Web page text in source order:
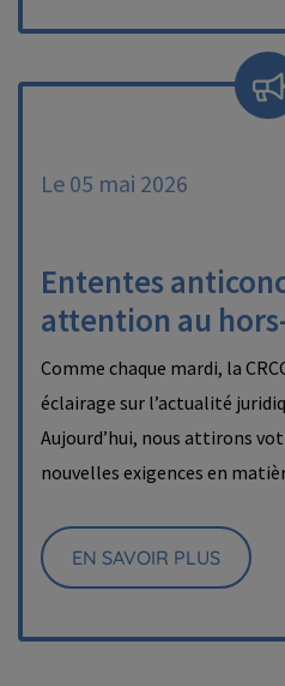
Le 05 mai 2026
Ententes
attention au
Comme chaque mardi, la
éclairage sur l’actualité
Aujourd’hui, nous attirons
nouvelles exigences en
EN SAVOIR PLUS